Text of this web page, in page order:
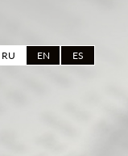
RU EN ES